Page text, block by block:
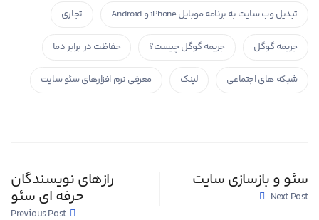
تبدیل وب سایت به برنامه موبایل iPhone و Android تجاری
جریمه گوگل جریمه گوگل چیست؟ حفاظت در برابر دما
شبکه های اجتماعی لینک معرفی نرم افزارهای سئو سایت
رازهای نویسندگان
حرفه ای سئو
Previous Post
سئو و بازسازی سایت
Next Post